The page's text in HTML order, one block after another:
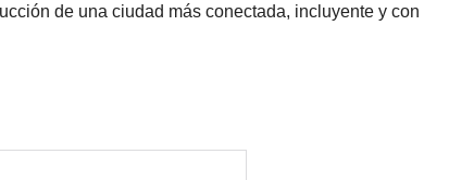
de una ciudad más conectada, incluyente y con